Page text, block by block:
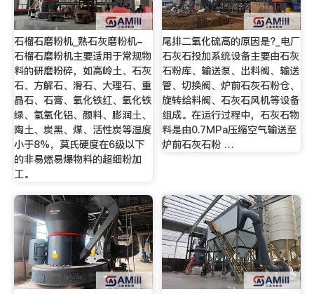
石榴石磨粉机_熟石灰磨粉机-
石榴石磨粉机主要适用于常规物
料的研磨粉碎，如高岭土、石灰
石、方解石、滑石、大理石、重
晶石、石膏、氧化铁红、氧化铁
绿、氢氧化铝、颜料、膨润土、
陶土、炭黑、煤、活性炭等湿度
小于8%，莫氏硬度在6级以下
的非易燃易爆物料的超细粉加
工。
尾排二氧化硫高的原因是?_电厂
石灰石投加系统设备主要由石灰
石粉库、输送泵、出料阀、输送
管、切换阀、炉前石灰石粉仓、
旋转给料阀、石灰石风机等设备
组成。在运行过程中，石灰石物
料是由0.7MPa压缩空气输送至
炉前石灰石粉 …